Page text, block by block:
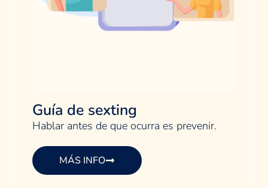
Guía de sexting
Hablar antes de que ocurra es prevenir.
MÁS INFO